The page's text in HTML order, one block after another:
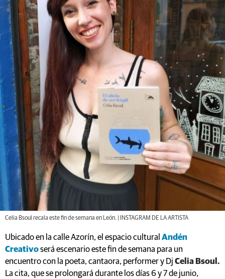
Celia Bsoul recala este fin de semana en León. | INSTAGRAM DE LA ARTISTA
Ubicado en la calle Azorín, el espacio cultural Andén
Creativoserá escenario este fin de semana para un
encuentro con la poeta, cantaora, performer y Dj Celia Bsoul.
La cita, que se prolongará durante los días 6 y 7 de junio,